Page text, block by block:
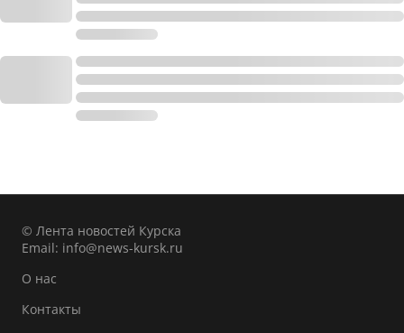
© Лента новостей Курска
Email: info@news-kursk.ru
О нас
Контакты